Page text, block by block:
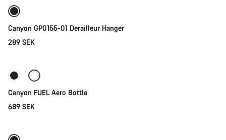
Canyon GP0155-01 Derailleur Hanger
289 SEK
Canyon FUEL Aero Bottle
689 SEK